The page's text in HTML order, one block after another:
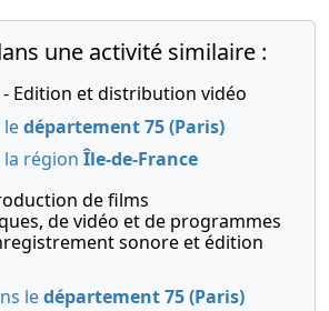
une activité similaire :
- Edition et distribution vidéo
département 75 (Paris)
région Île-de-France
de films
de vidéo et de programmes
sonore et édition
ledépartement 75 (Paris)